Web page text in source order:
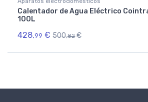
Aparatos electrodomésticos
Calentador de Agua Eléctrico
100L
428,99 € 500,82 €